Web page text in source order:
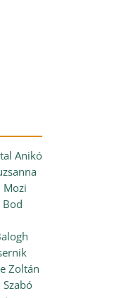
Anikó
Mozi
Bod
Zoltán
Szabó